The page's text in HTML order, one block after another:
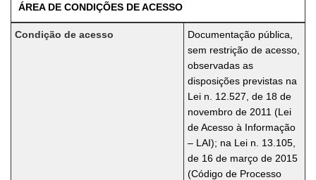
ÁREA DE CONDIÇÕES DE ACESSO
Condição de acesso
Documentação pública,
sem restrição de acesso,
observadas as
disposições previstas na
Lei n. 12.527, de 18 de
novembro de 2011 (Lei
de Acesso à Informação
– LAI); na Lei n. 13.105,
de 16 de março de 2015
(Código de Processo